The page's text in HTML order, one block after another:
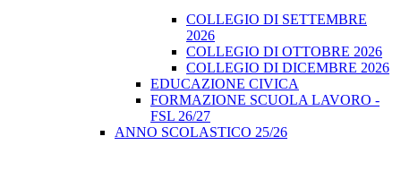
COLLEGIO DI SETTEMBRE
2026
COLLEGIO DI OTTOBRE 2026
COLLEGIO DI DICEMBRE 2026
EDUCAZIONE CIVICA
FORMAZIONE SCUOLA LAVORO -
FSL 26/27
ANNO SCOLASTICO 25/26